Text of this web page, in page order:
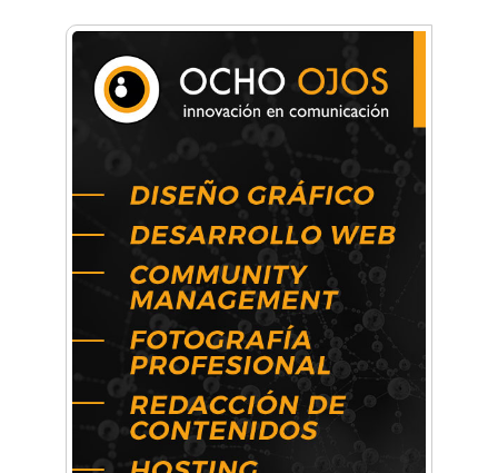
Una compañía teatral de Castelar competirá
por el Premio FEBA Cultura
Mariana Croce: "Hoy las empresas necesitan
un asesoramiento integral para crecer con
seguridad"
Música, teatro, yoga, danza y mucho más:
Conocé todos los talleres para aprender y
disfrutar en la Zona Oeste